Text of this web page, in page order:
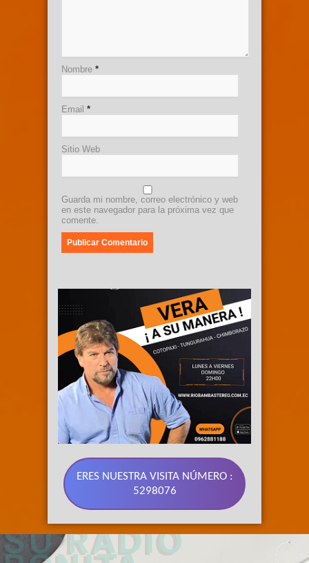
Nombre *
Email *
Sitio Web
Guarda mi nombre, correo electrónico y web
en este navegador para la próxima vez que
comente.
ERES NUESTRA VISITA NÚMERO :
5298076